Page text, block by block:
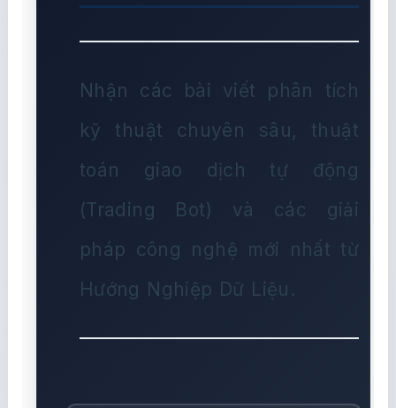
Nhận các bài viết phân tích
kỹ thuật chuyên sâu, thuật
toán giao dịch tự động
(Trading Bot) và các giải
pháp công nghệ mới nhất từ
Hướng Nghiệp Dữ Liệu.